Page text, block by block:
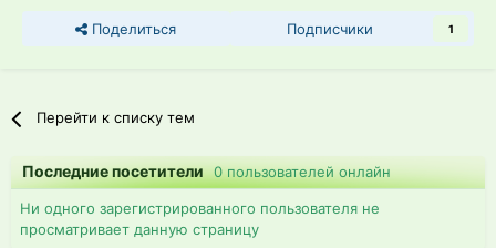
Поделиться Подписчики 1
Перейти к списку тем
Последние посетители0 пользователей онлайн
Ни одного зарегистрированного пользователя не
просматривает данную страницу